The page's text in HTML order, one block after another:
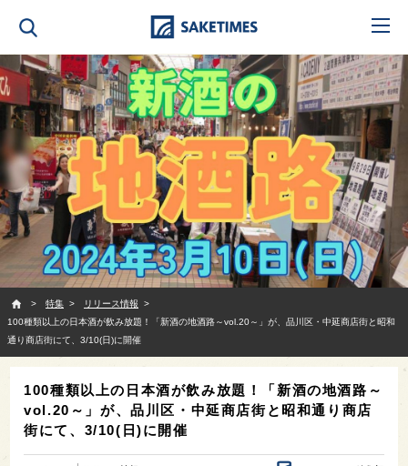
特集
リリース情報
100種類以上の日本酒が飲み放題！「新酒の地酒路～vol.20～」が、品川区・中延商店街と昭和
通り商店街にて、3/10(日)に開催
100種類以上の日本酒が飲み放題！「新酒の地酒路～
vol.20～」が、品川区・中延商店街と昭和通り商店
街にて、3/10(日)に開催